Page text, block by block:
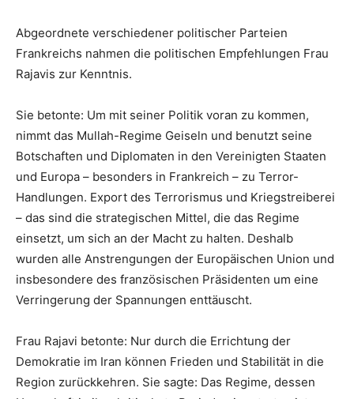
Abgeordnete verschiedener politischer Parteien
Frankreichs nahmen die politischen Empfehlungen Frau
Rajavis zur Kenntnis.
Sie betonte: Um mit seiner Politik voran zu kommen,
nimmt das Mullah-Regime Geiseln und benutzt seine
Botschaften und Diplomaten in den Vereinigten Staaten
und Europa – besonders in Frankreich – zu Terror-
Handlungen. Export des Terrorismus und Kriegstreiberei
– das sind die strategischen Mittel, die das Regime
einsetzt, um sich an der Macht zu halten. Deshalb
wurden alle Anstrengungen der Europäischen Union und
insbesondere des französischen Präsidenten um eine
Verringerung der Spannungen enttäuscht.
Frau Rajavi betonte: Nur durch die Errichtung der
Demokratie im Iran können Frieden und Stabilität in die
Region zurückkehren. Sie sagte: Das Regime, dessen